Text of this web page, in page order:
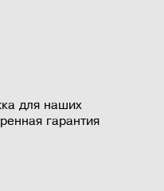
для наших
гарантия